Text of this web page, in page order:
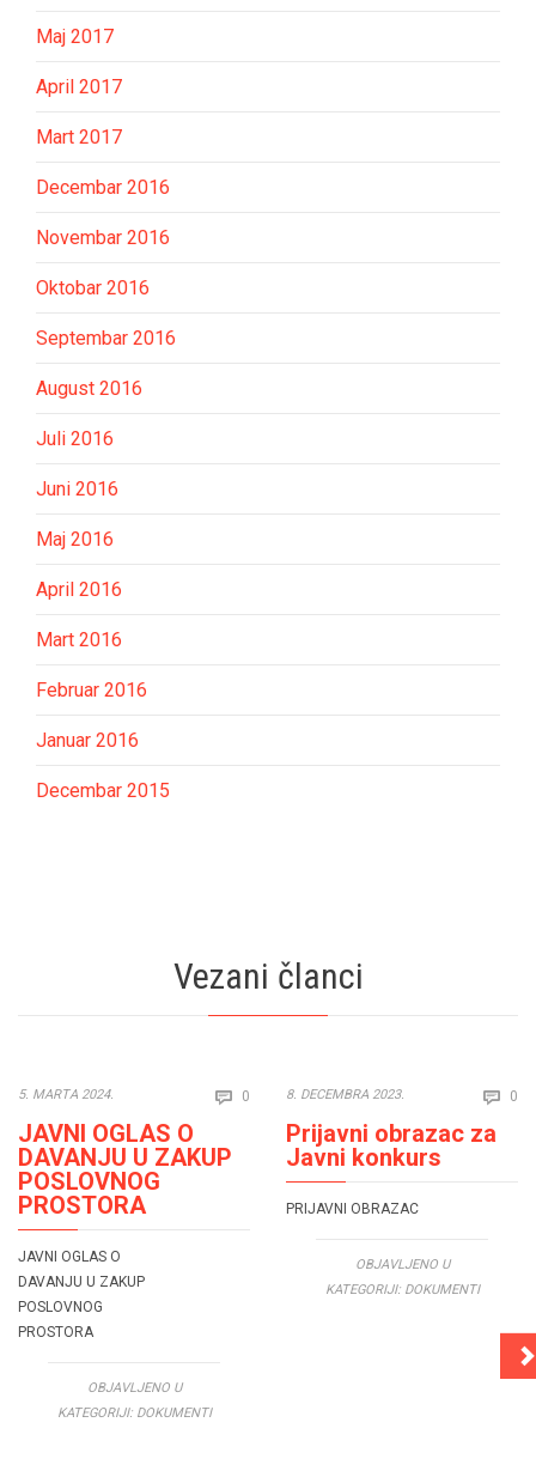
Maj 2017
April 2017
Mart 2017
Decembar 2016
Novembar 2016
Oktobar 2016
Septembar 2016
August 2016
Juli 2016
Juni 2016
Maj 2016
April 2016
Mart 2016
Februar 2016
Januar 2016
Decembar 2015
Vezani članci
5. MARTA 2024.  0 Comments
JAVNI OGLAS O
DAVANJU U ZAKUP
POSLOVNOG
PROSTORA
JAVNI OGLAS O
DAVANJU U ZAKUP
POSLOVNOG
PROSTORA
OBJAVLJENO U
KATEGORIJI: DOKUMENTI
8. DECEMBRA 2023.  0
Prijavni obrazac za
Javni konkurs
PRIJAVNI OBRAZAC
OBJAVLJENO U
KATEGORIJI: DOKUMENTI